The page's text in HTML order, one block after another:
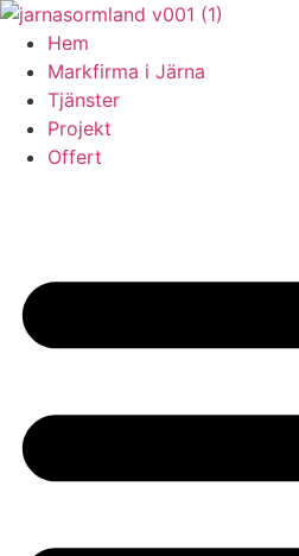
Skip
content
Hem
Markfirma i Järna
Tjänster
Projekt
Offert